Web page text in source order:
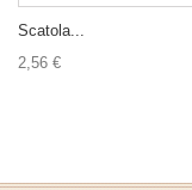
Scatola...
2,56 €